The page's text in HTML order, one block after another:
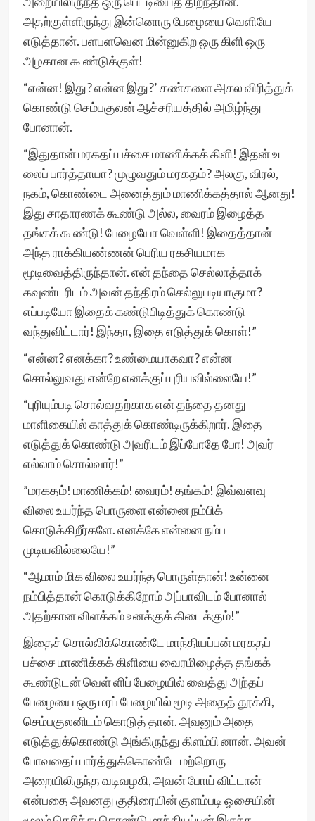
அதற்குள்ளிருந்து இன்னொரு பேழையை வெளியே
எடுத்தான். பளபளவென மின்னுகிற ஒரு கிளி ஒரு
அழகான கூண்டுக்குள்!
“என்ன! இது? என்ன இது?’ கண்களை அகல விரித்துக்
கொண்டு செம்பகுலன் ஆச்சரியத்தில் அமிழ்ந்து
போனான்.
“இதுதான் மரகதப் பச்சை மாணிக்கக் கிளி! இதன் உட
லைப் பார்த்தாயா? முழுவதும் மரகதம்? அலகு, விரல்,
நகம், கொண்டை அனைத்தும் மாணிக்கத்தால் ஆனது!
இது சாதாரணக் கூண்டு அல்ல, வைரம் இழைத்த
தங்கக் கூண்டு! பேழையோ வெள்ளி! இதைத்தான்
அந்த ராக்கியண்ணன் பெரிய ரகசியமாக
மூடிவைத்திருந்தான். என் தந்தை செல்லாத்தாக்
கவுண்டரிடம் அவன் தந்திரம் செல்லுபடியாகுமா?
எப்படியோ இதைக் கண்டுபிடித்துக் கொண்டு
வந்துவிட்டார்! இந்தா, இதை எடுத்துக் கொள்!”
“என்ன? எனக்கா? உண்மையாகவா? என்ன
சொல்லுவது என்றே எனக்குப் புரியவில்லையே!”
“புரியும்படி சொல்வதற்காக என் தந்தை தனது
மாளிகையில் காத்துக் கொண்டிருக்கிறார். இதை
எடுத்துக் கொண்டு அவரிடம் இப்போதே போ! அவர்
எல்லாம் சொல்வார்!”
”மரகதம்! மாணிக்கம்! வைரம்! தங்கம்! இவ்வளவு
விலை உயர்ந்த பொருளை என்னை நம்பிக்
கொடுக்கிறீர்களே. எனக்கே என்னை நம்ப
முடியவில்லையே!”
“ஆமாம் மிக விலை உயர்ந்த பொருள்தான்! உன்னை
நம்பித்தான் கொடுக்கிறோம் அப்பாவிடம் போனால்
அதற்கான விளக்கம் உனக்குக் கிடைக்கும்!”
இதைச் சொல்லிக்கொண்டே மாந்தியப்பன் மரகதப்
பச்சை மாணிக்கக் கிளியை வைரமிழைத்த தங்கக்
கூண்டுடன் வெள் ளிப் பேழையில் வைத்து அந்தப்
பேழையை ஒரு மரப் பேழையில் மூடி அதைத் தூக்கி,
செம்பகுலனிடம் கொடுத் தான். அவனும் அதை
எடுத்துக்கொண்டு அங்கிருந்து கிளம்பி னான். அவன்
போவதைப் பார்த்துக்கொண்டே மற்றொரு
அறையிலிருந்த வடிவழகி, அவன் போய் விட்டான்
என்பதை அவனது குதிரையின் குளம்படி ஓசையின்